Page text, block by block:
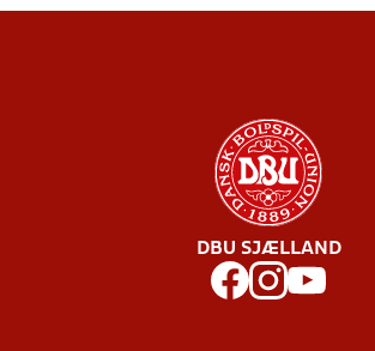
DBU SJÆLLAND